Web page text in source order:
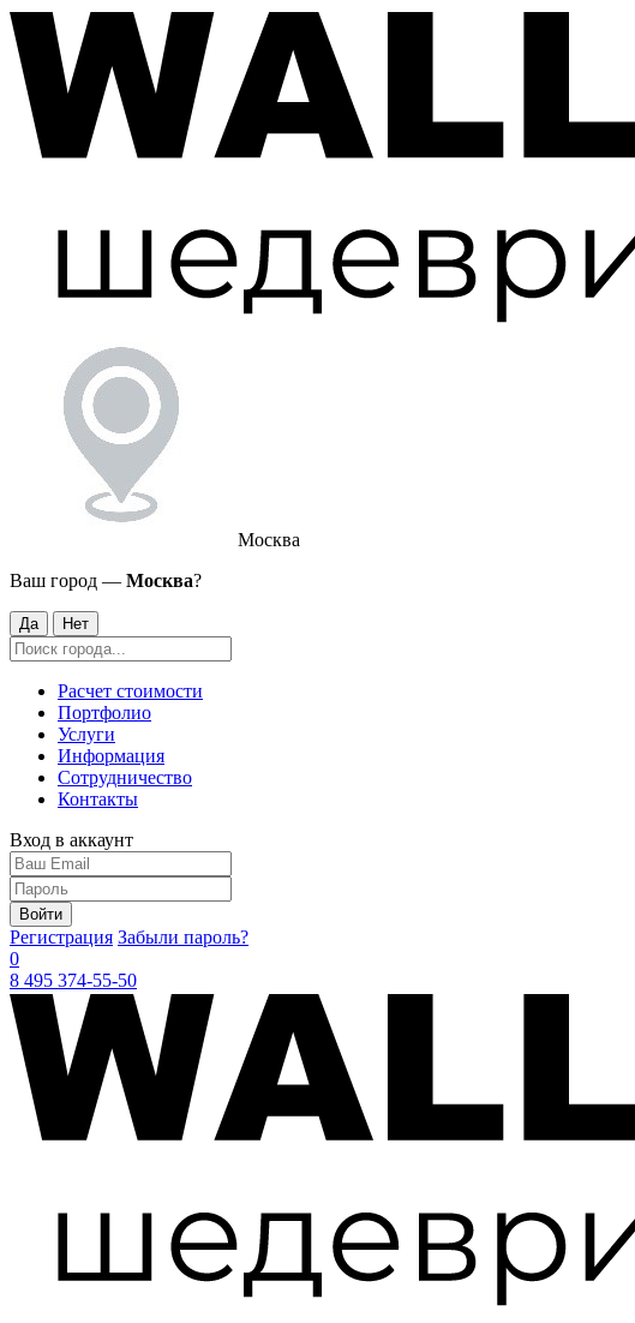
Москва
Ваш город — Москва?
Да Нет
Расчет стоимости
Портфолио
Услуги
Информация
Сотрудничество
Контакты
Вход в аккаунт
Войти
Регистрация Забыли пароль?
0
8 495 374-55-50